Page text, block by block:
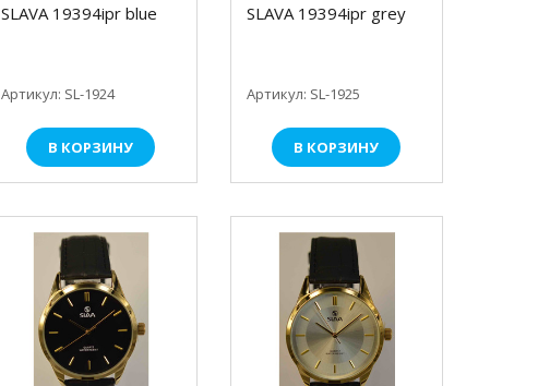
SLAVA 19394ipr blue
Артикул: SL-1924
В КОРЗИНУ
SLAVA 19394ipr grey
Артикул: SL-1925
В КОРЗИНУ